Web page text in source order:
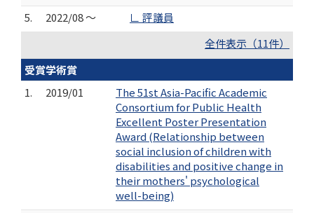
5.
2022/08 ～
∟ 評議員
全件表示（11件）
受賞学術賞
1.
2019/01
The 51st Asia-Pacific Academic
Consortium for Public Health
Excellent Poster Presentation
Award (Relationship between
social inclusion of children with
disabilities and positive change in
their mothers' psychological
well-being)